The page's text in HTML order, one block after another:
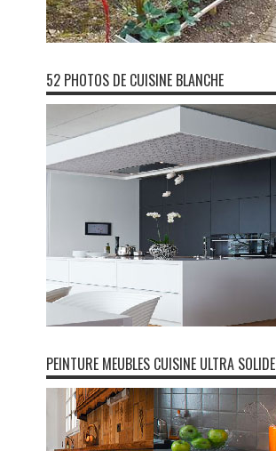
52 PHOTOS DE CUISINE BLANCHE
PEINTURE MEUBLES CUISINE ULTRA SOLIDE